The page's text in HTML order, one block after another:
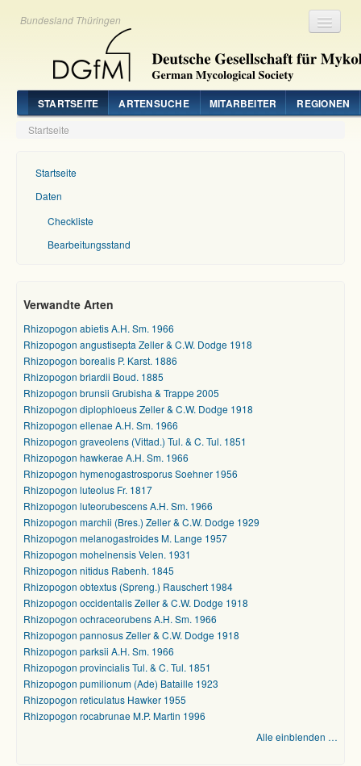
Bundesland Thüringen
STARTSEITE ARTENSUCHE MITARBEITER REGIONEN
Startseite
Startseite
Daten
Checkliste
Bearbeitungsstand
Verwandte Arten
Rhizopogon abietis A.H. Sm. 1966
Rhizopogon angustisepta Zeller & C.W. Dodge 1918
Rhizopogon borealis P. Karst. 1886
Rhizopogon briardii Boud. 1885
Rhizopogon brunsii Grubisha & Trappe 2005
Rhizopogon diplophloeus Zeller & C.W. Dodge 1918
Rhizopogon ellenae A.H. Sm. 1966
Rhizopogon graveolens (Vittad.) Tul. & C. Tul. 1851
Rhizopogon hawkerae A.H. Sm. 1966
Rhizopogon hymenogastrosporus Soehner 1956
Rhizopogon luteolus Fr. 1817
Rhizopogon luteorubescens A.H. Sm. 1966
Rhizopogon marchii (Bres.) Zeller & C.W. Dodge 1929
Rhizopogon melanogastroides M. Lange 1957
Rhizopogon mohelnensis Velen. 1931
Rhizopogon nitidus Rabenh. 1845
Rhizopogon obtextus (Spreng.) Rauschert 1984
Rhizopogon occidentalis Zeller & C.W. Dodge 1918
Rhizopogon ochraceorubens A.H. Sm. 1966
Rhizopogon pannosus Zeller & C.W. Dodge 1918
Rhizopogon parksii A.H. Sm. 1966
Rhizopogon provincialis Tul. & C. Tul. 1851
Rhizopogon pumilionum (Ade) Bataille 1923
Rhizopogon reticulatus Hawker 1955
Rhizopogon rocabrunae M.P. Martin 1996
Alle einblenden …